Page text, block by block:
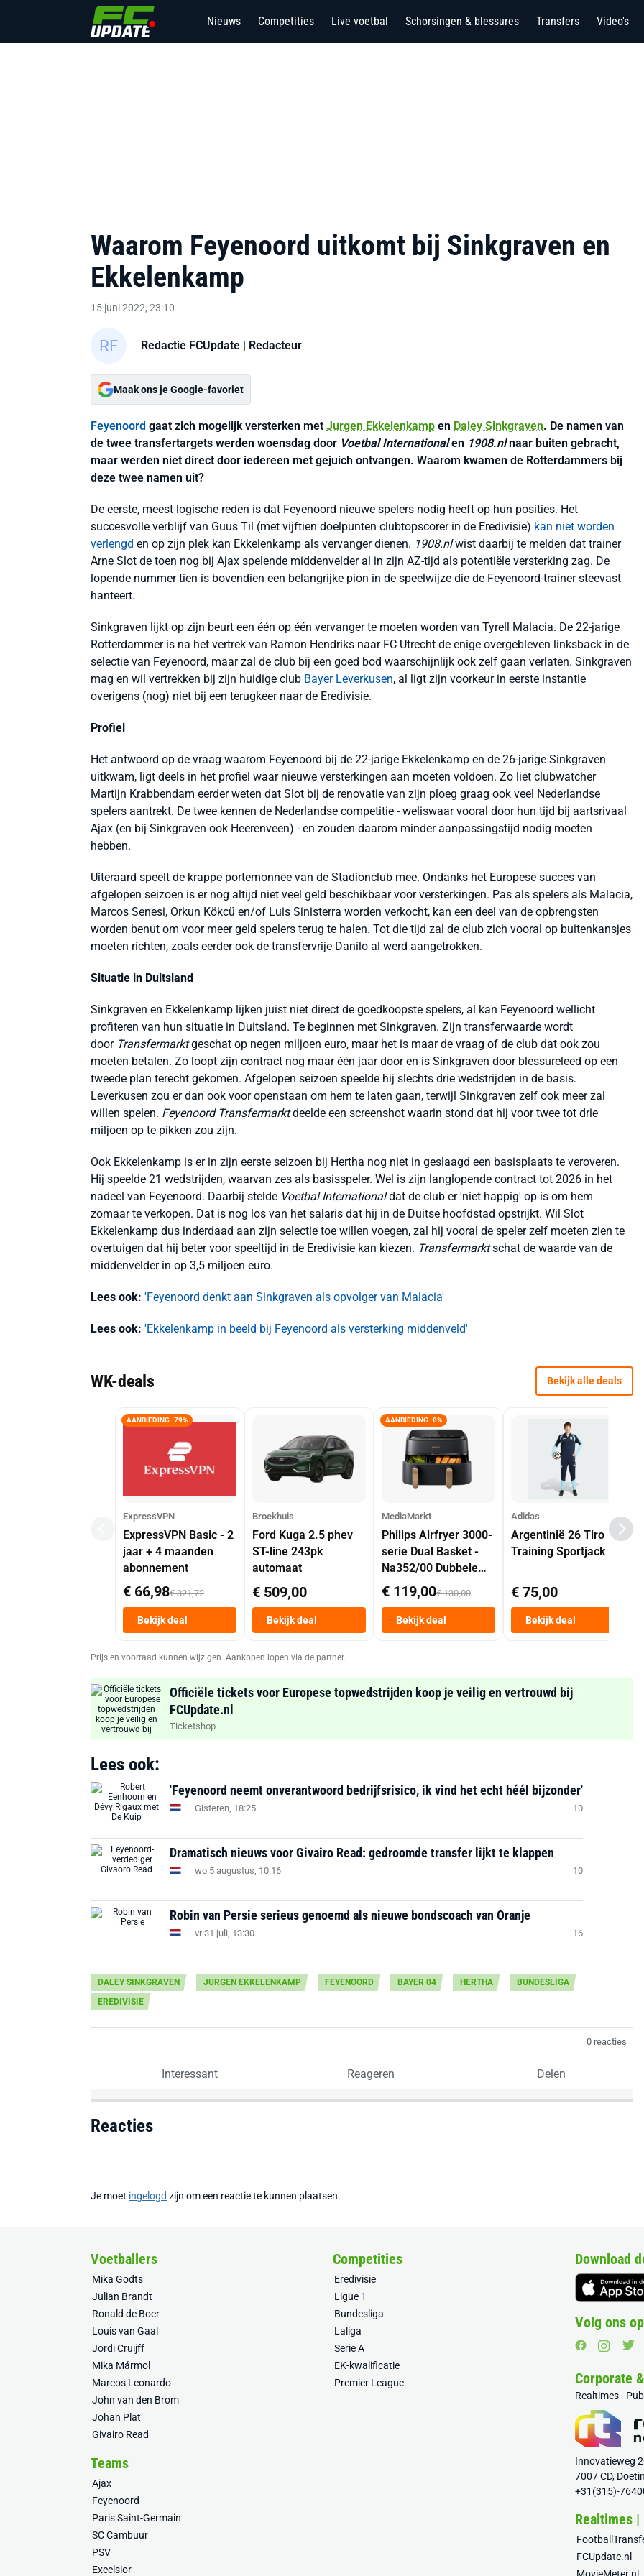
Nieuws Competities Live voetbal Schorsingen & blessures Transfers Video's
Waarom Feyenoord uitkomt bij Sinkgraven en
Ekkelenkamp
15 juni 2022, 23:10
Redactie FCUpdate | Redacteur
Maak ons je Google-favoriet
Feyenoord gaat zich mogelijk versterken met Jurgen Ekkelenkamp en Daley Sinkgraven. De namen van
de twee transfertargets werden woensdag door Voetbal Internationalen 1908.nlnaar buiten gebracht,
maar werden niet direct door iedereen met gejuich ontvangen. Waarom kwamen de Rotterdammers bij
deze twee namen uit?
De eerste, meest logische reden is dat Feyenoord nieuwe spelers nodig heeft op hun posities. Het
succesvolle verblijf van Guus Til (met vijftien doelpunten clubtopscorer in de Eredivisie) kan niet worden
verlengd en op zijn plek kan Ekkelenkamp als vervanger dienen. 1908.nlwist daarbij te melden dat trainer
Arne Slot de toen nog bij Ajax spelende middenvelder al in zijn AZ-tijd als potentiële versterking zag. De
lopende nummer tien is bovendien een belangrijke pion in de speelwijze die de Feyenoord-trainer steevast
hanteert.
Sinkgraven lijkt op zijn beurt een één op één vervanger te moeten worden van Tyrell Malacia. De 22-jarige
Rotterdammer is na het vertrek van Ramon Hendriks naar FC Utrecht de enige overgebleven linksback in de
selectie van Feyenoord, maar zal de club bij een goed bod waarschijnlijk ook zelf gaan verlaten. Sinkgraven
mag en wil vertrekken bij zijn huidige club Bayer Leverkusen, al ligt zijn voorkeur in eerste instantie
overigens (nog) niet bij een terugkeer naar de Eredivisie.
Profiel
Het antwoord op de vraag waarom Feyenoord bij de 22-jarige Ekkelenkamp en de 26-jarige Sinkgraven
uitkwam, ligt deels in het profiel waar nieuwe versterkingen aan moeten voldoen. Zo liet clubwatcher
Martijn Krabbendam eerder weten dat Slot bij de renovatie van zijn ploeg graag ook veel Nederlandse
spelers aantrekt. De twee kennen de Nederlandse competitie - weliswaar vooral door hun tijd bij aartsrivaal
Ajax (en bij Sinkgraven ook Heerenveen) - en zouden daarom minder aanpassingstijd nodig moeten
hebben.
Uiteraard speelt de krappe portemonnee van de Stadionclub mee. Ondanks het Europese succes van
afgelopen seizoen is er nog altijd niet veel geld beschikbaar voor versterkingen. Pas als spelers als Malacia,
Marcos Senesi, Orkun Kökcü en/of Luis Sinisterra worden verkocht, kan een deel van de opbrengsten
worden benut om voor meer geld spelers terug te halen. Tot die tijd zal de club zich vooral op buitenkansjes
moeten richten, zoals eerder ook de transfervrije Danilo al werd aangetrokken.
Situatie in Duitsland
Sinkgraven en Ekkelenkamp lijken juist niet direct de goedkoopste spelers, al kan Feyenoord wellicht
profiteren van hun situatie in Duitsland. Te beginnen met Sinkgraven. Zijn transferwaarde wordt
door Transfermarktgeschat op negen miljoen euro, maar het is maar de vraag of de club dat ook zou
moeten betalen. Zo loopt zijn contract nog maar één jaar door en is Sinkgraven door blessureleed op een
tweede plan terecht gekomen. Afgelopen seizoen speelde hij slechts drie wedstrijden in de basis.
Leverkusen zou er dan ook voor openstaan om hem te laten gaan, terwijl Sinkgraven zelf ook meer zal
willen spelen. Feyenoord Transfermarktdeelde een screenshot waarin stond dat hij voor twee tot drie
miljoen op te pikken zou zijn.
Ook Ekkelenkamp is er in zijn eerste seizoen bij Hertha nog niet in geslaagd een basisplaats te veroveren.
Hij speelde 21 wedstrijden, waarvan zes als basisspeler. Wel is zijn langlopende contract tot 2026 in het
nadeel van Feyenoord. Daarbij stelde Voetbal Internationaldat de club er 'niet happig' op is om hem
zomaar te verkopen. Dat is nog los van het salaris dat hij in de Duitse hoofdstad opstrijkt. Wil Slot
Ekkelenkamp dus inderdaad aan zijn selectie toe willen voegen, zal hij vooral de speler zelf moeten zien te
overtuigen dat hij beter voor speeltijd in de Eredivisie kan kiezen. Transfermarktschat de waarde van de
middenvelder in op 3,5 miljoen euro.
Lees ook: 'Feyenoord denkt aan Sinkgraven als opvolger van Malacia'
Lees ook: 'Ekkelenkamp in beeld bij Feyenoord als versterking middenveld'
WK-deals Bekijk alle deals
AANBIEDING -79%
ExpressVPN
ExpressVPN Basic - 2
jaar + 4 maanden
abonnement
€ 66,98€ 321,72
Bekijk deal
Broekhuis
Ford Kuga 2.5 phev
ST-line 243pk
automaat
€ 509,00
Bekijk deal
AANBIEDING -8%
MediaMarkt
Philips Airfryer 3000-
serie Dual Basket -
Na352/00 Dubbele
Mand 9 L Tot 6
Personen
Heteluchtfriteuse
Zwart
€ 119,00€ 130,00
Bekijk deal
Adidas
Argentinië 26 Tiro
Training Sportjack
€ 75,00
Bekijk deal
Prijs en voorraad kunnen wijzigen. Aankopen lopen via de partner.
Officiële tickets voor Europese topwedstrijden koop je veilig en vertrouwd bij
FCUpdate.nl
Ticketshop
Lees ook:
'Feyenoord neemt onverantwoord bedrijfsrisico, ik vind het echt héél bijzonder'
Gisteren, 18:25 10
Dramatisch nieuws voor Givairo Read: gedroomde transfer lijkt te klappen
wo 5 augustus, 10:16 10
Robin van Persie serieus genoemd als nieuwe bondscoach van Oranje
vr 31 juli, 13:30 16
DALEY SINKGRAVEN JURGEN EKKELENKAMP FEYENOORD BAYER 04 HERTHA
BUNDESLIGA
EREDIVISIE
0 reacties
Interessant Reageren Delen
Reacties
Je moet ingelogd zijn om een reactie te kunnen plaatsen.
Voetballers
Mika Godts
Julian Brandt
Ronald de Boer
Louis van Gaal
Jordi Cruijff
Mika Mármol
Marcos Leonardo
John van den Brom
Johan Plat
Givairo Read
Competities
Eredivisie
Ligue 1
Bundesliga
Laliga
Serie A
EK-kwalificatie
Premier League
Teams
Ajax
Feyenoord
Paris Saint-Germain
SC Cambuur
PSV
Excelsior
Download
Volg ons
Corporate
Realtimes -
Innovatieweg
7007 CD,
+31(315)-
Realtimes
FCUpdate.nl